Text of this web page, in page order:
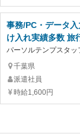
事務/PC・データ
け入れ実績多数 旅
パーソルテンプスタッ
千葉県
派遣社員
時給1,600円